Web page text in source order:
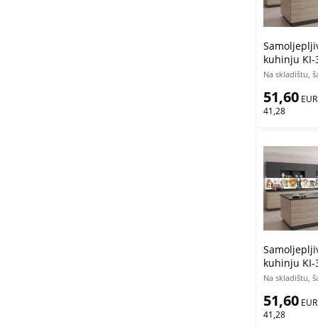
kuhinju KI-
350 x 60
Na skladištu,
51,60 EUR
41,28
kuhinju KI-
pasa | 350
Na skladištu,
51,60 EUR
41,28